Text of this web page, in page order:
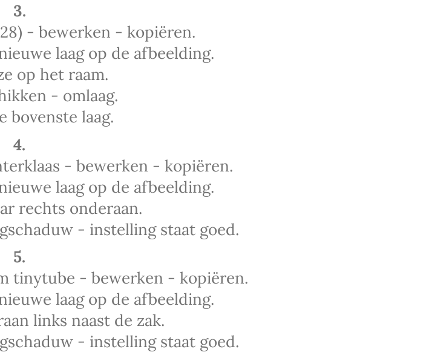
3.
- bewerken - kopiëren.
laag op de afbeelding.
op het raam.
- omlaag.
bovenste laag.
4.
- bewerken - kopiëren.
laag op de afbeelding.
rechts onderaan.
- instelling staat goed.
5.
tinytube - bewerken - kopiëren.
laag op de afbeelding.
links naast de zak.
- instelling staat goed.